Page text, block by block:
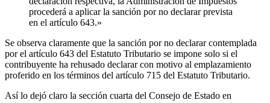
procederá a aplicar la sanción por no declarar prevista
en el artículo 643.»
Se observa claramente que la sanción por no declarar contemplada
por el artículo 643 del Estatuto Tributario se impone solo si el
contribuyente ha rehusado declarar con motivo al emplazamiento
proferido en los términos del artículo 715 del Estatuto Tributario.
Así lo dejó claro la sección cuarta del Consejo de Estado en